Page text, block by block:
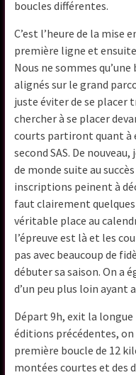
boucles différentes.
C’est l’heure de la mise
première ligne et
Nous ne sommes
alignés sur le grand
juste éviter de se placer
chercher à se placer
courts partiront quant à
second SAS. De
de monde suite au
inscriptions peinent à
faut clairement
véritable place au
l’épreuve est là et les
pas avec beaucoup de
débuter sa saison. On a
d’un peu plus loin ayant
Départ 9h, exit la
éditions précédentes, on
première boucle de 12
montées courtes et des